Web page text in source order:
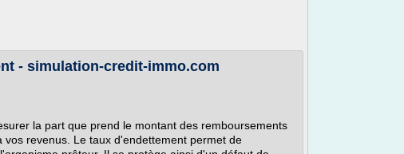
- simulation-credit-immo.com
la part que prend le montant des remboursements
revenus. Le taux d'endettement permet de